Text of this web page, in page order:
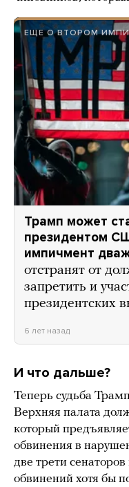
ЕЩЕ О ВТОРОМ
Трамп может
президентом
импичмент
отстранят от
запретить и
президентских
6 лет назад
И что дальше?
Теперь судьба
Верхняя палата
который
обвинения в
две трети
обвинений хотя бы